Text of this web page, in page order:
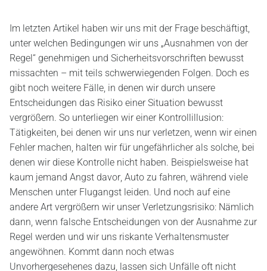
Im letzten Artikel haben wir uns mit der Frage beschäftigt,
unter welchen Bedingungen wir uns „Ausnahmen von der
Regel“ genehmigen und Sicherheitsvorschriften bewusst
missachten – mit teils schwerwiegenden Folgen. Doch es
gibt noch weitere Fälle, in denen wir durch unsere
Entscheidungen das Risiko einer Situation bewusst
vergrößern. So unterliegen wir einer Kontrollillusion:
Tätigkeiten, bei denen wir uns nur verletzen, wenn wir einen
Fehler machen, halten wir für ungefährlicher als solche, bei
denen wir diese Kontrolle nicht haben. Beispielsweise hat
kaum jemand Angst davor, Auto zu fahren, während viele
Menschen unter Flugangst leiden. Und noch auf eine
andere Art vergrößern wir unser Verletzungsrisiko: Nämlich
dann, wenn falsche Entscheidungen von der Ausnahme zur
Regel werden und wir uns riskante Verhaltensmuster
angewöhnen. Kommt dann noch etwas
Unvorhergesehenes dazu, lassen sich Unfälle oft nicht